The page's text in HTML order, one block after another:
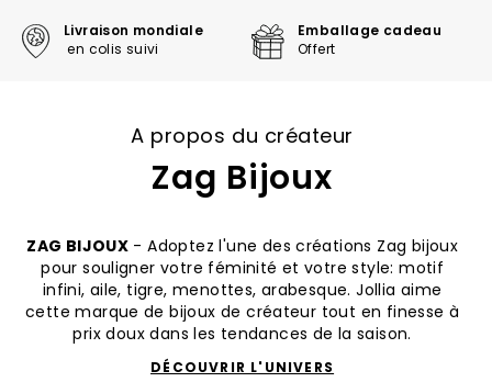
Livraison mondiale
en colis suivi
Emballage cadeau
Offert
A propos du créateur
Zag Bijoux
ZAG BIJOUX - Adoptez l'une des créations Zag bijoux
pour souligner votre féminité et votre style: motif
infini, aile, tigre, menottes, arabesque. Jollia aime
cette marque de bijoux de créateur tout en finesse à
prix doux dans les tendances de la saison.
DÉCOUVRIR L'UNIVERS